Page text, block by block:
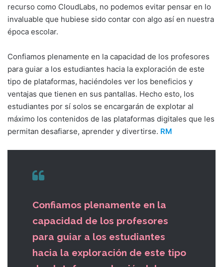
recurso como CloudLabs, no podemos evitar pensar en lo
invaluable que hubiese sido contar con algo así en nuestra
época escolar.
Confiamos plenamente en la capacidad de los profesores
para guiar a los estudiantes hacia la exploración de este
tipo de plataformas, haciéndoles ver los beneficios y
ventajas que tienen en sus pantallas. Hecho esto, los
estudiantes por sí solos se encargarán de explotar al
máximo los contenidos de las plataformas digitales que les
permitan desafiarse, aprender y divertirse. RM
Confiamos plenamente en la
capacidad de los profesores
para guiar a los estudiantes
hacia la exploración de este tipo